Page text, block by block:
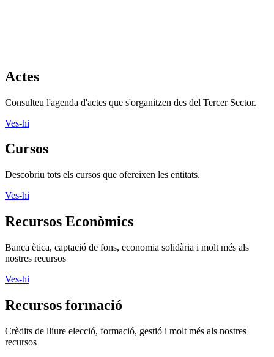
Actes
Consulteu l'agenda d'actes que s'organitzen des del Tercer Sector.
Ves-hi
Cursos
Descobriu tots els cursos que ofereixen les entitats.
Ves-hi
Recursos Econòmics
Banca ètica, captació de fons, economia solidària i molt més als
nostres recursos
Ves-hi
Recursos formació
Crèdits de lliure elecció, formació, gestió i molt més als nostres
recursos